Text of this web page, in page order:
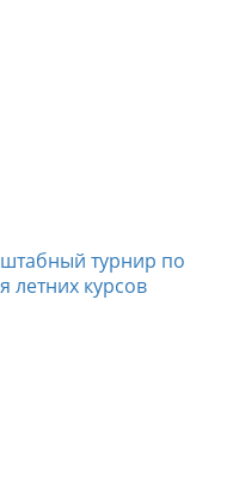
турнир по
летних курсов